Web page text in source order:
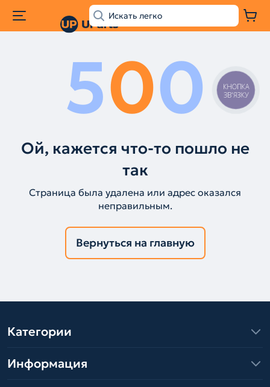
500
Ой, кажется что-то пошло не
так
Страница была удалена или адрес оказался
неправильным.
Вернуться на главную
Категории
Информация
КНОПКА
ЗВ'ЯЗКУ